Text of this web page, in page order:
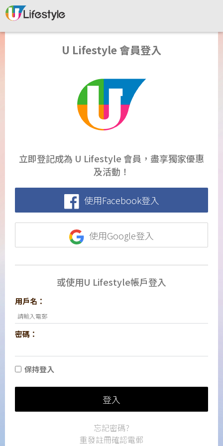
U Lifestyle 會員登入
立即登記成為 U Lifestyle 會員，盡享獨家優惠
及活動！
使用Facebook登入
使用Google登入
或使用U Lifestyle帳戶登入
用戶名：
密碼：
保持登入
登入
忘記密碼?
重發註冊確認電郵